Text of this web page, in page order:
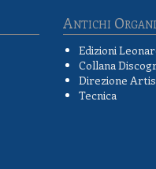
Antichi Organi
Edizioni
Collana
Direzione
Tecnica